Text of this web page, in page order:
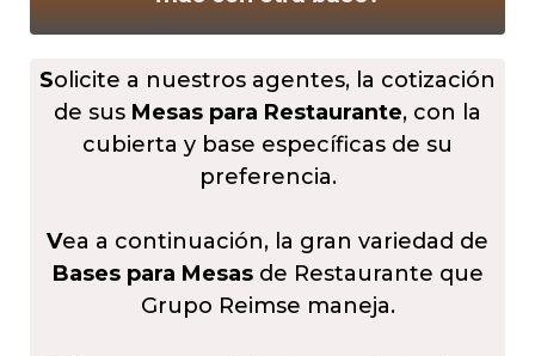
Solicite a nuestros agentes, la cotización
de sus Mesas para Restaurante, con la
cubierta y base específicas de su
preferencia.
Vea a continuación, la gran variedad de
Bases para Mesasde Restaurante que
Grupo Reimse maneja.